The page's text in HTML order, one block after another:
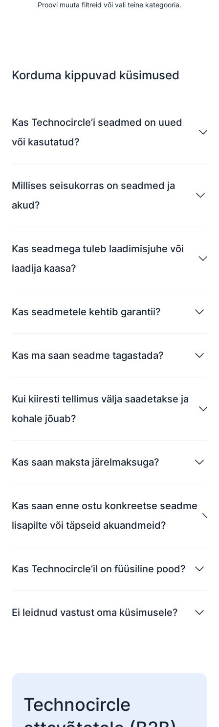
Proovi muuta filtreid või vali teine kategooria.
Korduma kippuvad küsimused
Kas Technocircle’i seadmed on uued
või kasutatud?
Millises seisukorras on seadmed ja
akud?
Kas seadmega tuleb laadimisjuhe või
laadija kaasa?
Kas seadmetele kehtib garantii?
Kas ma saan seadme tagastada?
Kui kiiresti tellimus välja saadetakse ja
kohale jõuab?
Kas saan maksta järelmaksuga?
Kas saan enne ostu konkreetse seadme
lisapilte või täpseid akuandmeid?
Kas Technocircle’il on füüsiline pood?
Ei leidnud vastust oma küsimusele?
Technocircle